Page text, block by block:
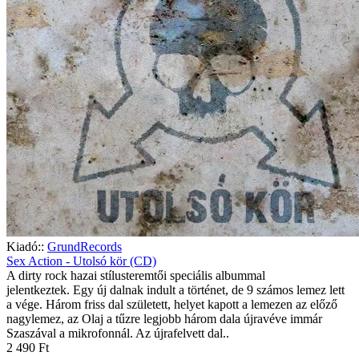
Kiadó:: GrundRecords
Sex Action - Utolsó kör (CD)
A dirty rock hazai stílusteremtői speciális albummal
jelentkeztek. Egy új dalnak indult a történet, de 9 számos lemez lett
a vége. Három friss dal született, helyet kapott a lemezen az előző
nagylemez, az Olaj a tűzre legjobb három dala újravéve immár
Szaszával a mikrofonnál. Az újrafelvett dal..
2 490 Ft